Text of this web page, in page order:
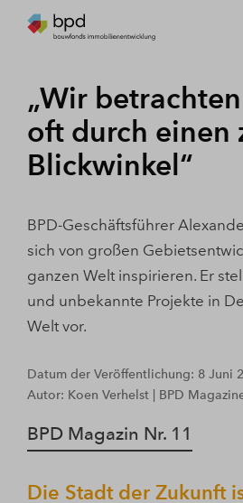
„Wir
oft durch einen
Blickwinkel“
BPD-Geschäftsführer
sich von großen
ganzen Welt inspirieren. Er
und unbekannte Projekte in
Welt vor.
Datum der Veröffentlichung: 8 Juni
Autor: Koen Verhelst | BPD
BPD Magazin Nr. 11
Die Stadt der Zukunft